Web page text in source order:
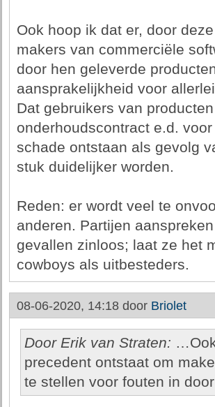
Ook hoop ik dat er, door
makers van commerciële
door hen geleverde
aansprakelijkheid voor
Dat gebruikers van
onderhoudscontract e.d.
schade ontstaan als gevolg
stuk duidelijker worden.
Reden: er wordt veel te
anderen. Partijen
gevallen zinloos; laat ze het
cowboys als uitbesteders.
08-06-2020, 14:18 door Briolet
Door Erik van Straten:
precedent ontstaat om
te stellen voor fouten in